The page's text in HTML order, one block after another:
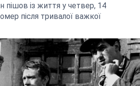
пішов із життя у четвер, 14
після тривалої важкої